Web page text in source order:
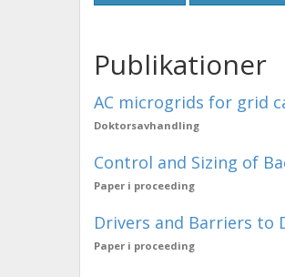
Publikationer
AC microgrids for grid
Doktorsavhandling
Control and Sizing of
Paper i proceeding
Drivers and Barriers to
Paper i proceeding